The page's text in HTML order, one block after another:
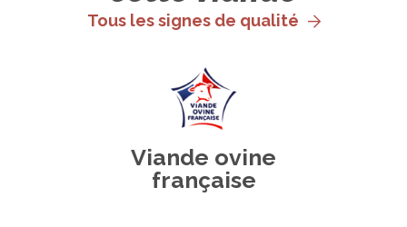
Tous les signes de qualité
Viande ovine
française